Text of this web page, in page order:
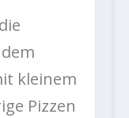
kleinem
Pizzen